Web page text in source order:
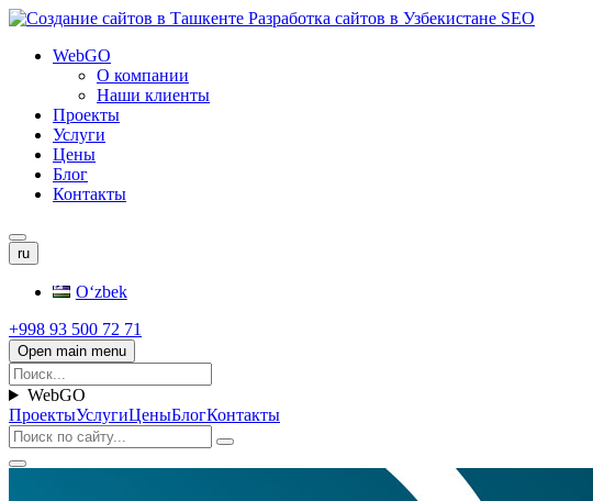
WebGO
О компании
Наши клиенты
Проекты
Услуги
Цены
Блог
Контакты
ru
Oʻzbek
+998 93 500 72 71
Open main menu
WebGO
ПроектыУслугиЦеныБлогКонтакты